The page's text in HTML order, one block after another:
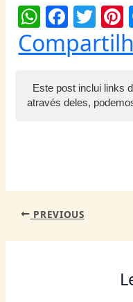
W
h
at
s
A
F
a
c
e
b
T
w
itt
er
Este post inclui links
através deles,
PREVIOUS